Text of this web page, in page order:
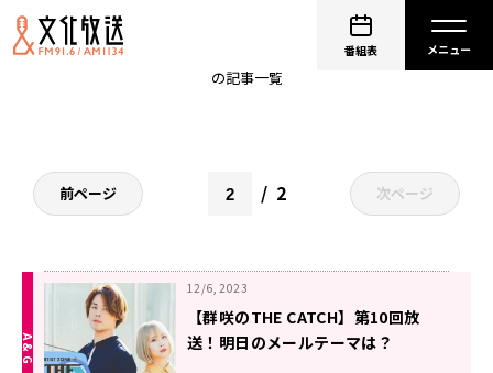
番組表
A&G ARTIST ZONE THE CATCH
の記事一覧
前ページ 2 次ページ
12/6, 2023
【群咲のTHE CATCH】第10回放
送！明日のメールテーマは？